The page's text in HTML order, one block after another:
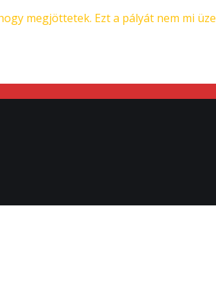
megjöttetek. Ezt a pályát nem mi